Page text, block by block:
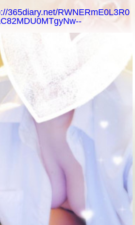
365diary.net/RWNERmE0L3R0